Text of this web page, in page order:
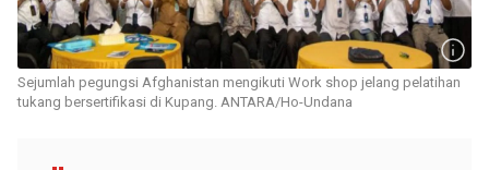
Sejumlah pegungsi Afghanistan mengikuti Work shop jelang pelatihan
tukang bersertifikasi di Kupang. ANTARA/Ho-Undana